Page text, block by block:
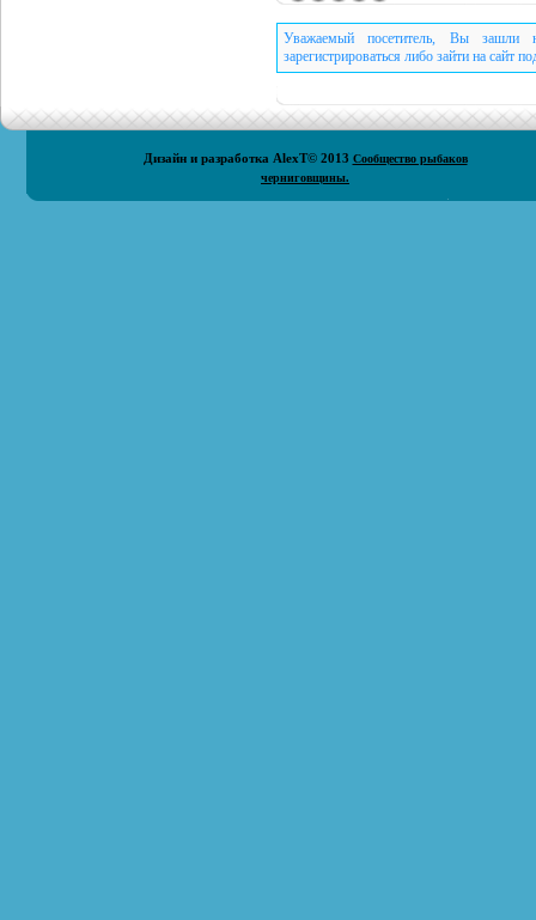
Уважаемый посетитель, Вы зашли
зарегистрироваться либо зайти на сайт
Дизайн и разработка AlexT© 2013 Сообщество рыбаков
черниговщины.